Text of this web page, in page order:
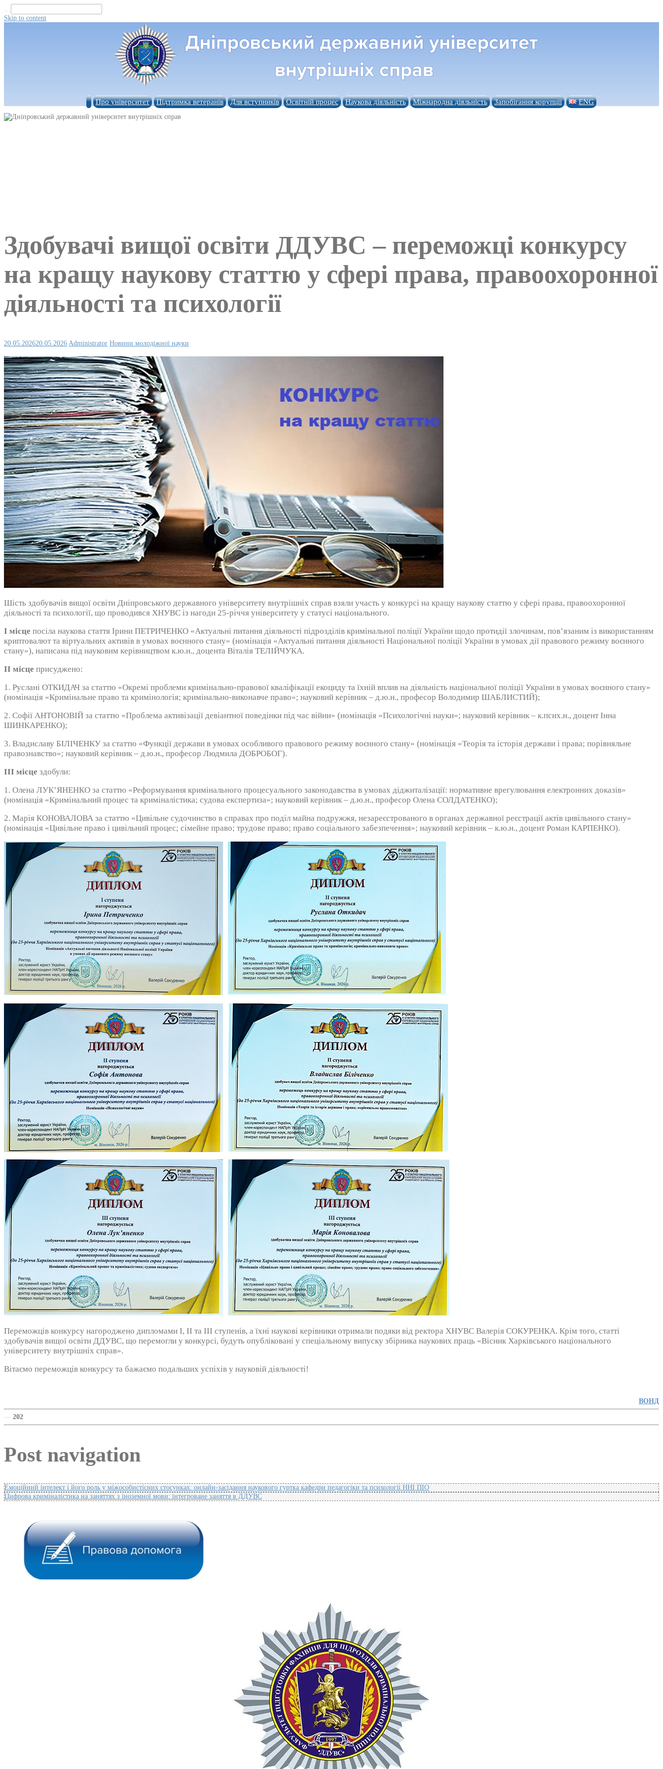
...
Skip to content
Про університет Підтримка ветеранів Для вступників Освітній процес Наукова діяльність Міжнародна діяльність Запобігання корупції ENG
Здобувачі вищої освіти ДДУВС – переможці конкурсу
на кращу наукову статтю у сфері права, правоохоронної
діяльності та психології
20.05.202620.05.2026 Administrator Новини молодіжної науки
Шість здобувачів вищої освіти Дніпровського державного університету внутрішніх справ взяли участь у конкурсі на кращу наукову статтю у сфері права, правоохоронної
діяльності та психології, що проводився ХНУВС із нагоди 25-річчя університету у статусі національного.
І місце посіла наукова стаття Ірини ПЕТРИЧЕНКО «Актуальні питання діяльності підрозділів кримінальної поліції України щодо протидії злочинам, пов’язаним із використанням
криптовалют та віртуальних активів в умовах воєнного стану» (номінація «Актуальні питання діяльності Національної поліції України в умовах дії правового режиму воєнного
стану»), написана під науковим керівництвом к.ю.н., доцента Віталія ТЕЛІЙЧУКА.
ІІ місце присуджено:
1. Руслані ОТКИДАЧ за статтю «Окремі проблеми кримінально-правової кваліфікації екоциду та їхній вплив на діяльність національної поліції України в умовах воєнного стану»
(номінація «Кримінальне право та кримінологія; кримінально-виконавче право»; науковий керівник – д.ю.н., професор Володимир ШАБЛИСТИЙ);
2. Софії АНТОНОВІЙ за статтю «Проблема активізації девіантної поведінки під час війни» (номінація «Психологічні науки»; науковий керівник – к.псих.н., доцент Інна
ШИНКАРЕНКО);
3. Владиславу БІЛІЧЕНКУ за статтю «Функції держави в умовах особливого правового режиму воєнного стану» (номінація «Теорія та історія держави і права; порівняльне
правознавство»; науковий керівник – д.ю.н., професор Людмила ДОБРОБОГ).
ІІІ місце здобули:
1. Олена ЛУК’ЯНЕНКО за статтю «Реформування кримінального процесуального законодавства в умовах діджиталізації: нормативне врегулювання електронних доказів»
(номінація «Кримінальний процес та криміналістика; судова експертиза»; науковий керівник – д.ю.н., професор Олена СОЛДАТЕНКО);
2. Марія КОНОВАЛОВА за статтю «Цивільне судочинство в справах про поділ майна подружжя, незареєстрованого в органах державної реєстрації актів цивільного стану»
(номінація «Цивільне право і цивільний процес; сімейне право; трудове право; право соціального забезпечення»; науковий керівник – к.ю.н., доцент Роман КАРПЕНКО).
Переможців конкурсу нагороджено дипломами І, ІІ та ІІІ ступенів, а їхні наукові керівники отримали подяки від ректора ХНУВС Валерія СОКУРЕНКА. Крім того, статті
здобувачів вищої освіти ДДУВС, що перемогли у конкурсі, будуть опубліковані у спеціальному випуску збірника наукових праць «Вісник Харківського національного
університету внутрішніх справ».
Вітаємо переможців конкурсу та бажаємо подальших успіхів у науковій діяльності!
ВОНД
— 202
Post navigation
Емоційний інтелект і його роль у міжособистісних стосунках: онлайн-засідання наукового гуртка кафедри педагогіки та психології ННІ ПІО
Цифрова криміналістика на заняттях з іноземної мови: інтегроване заняття в ДДУВС